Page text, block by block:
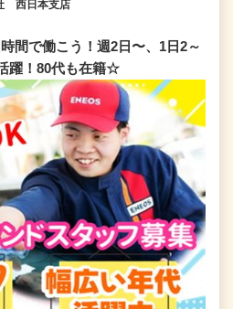
西日本支店
間で働こう！週2日〜、1日2～
躍！80代も在籍☆